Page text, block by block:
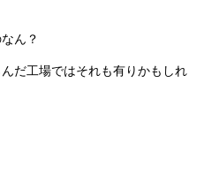
ん？
だ工場ではそれも有りかもしれ